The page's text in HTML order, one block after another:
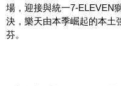
場，迎接與統一7-ELEVEN
決，樂天由本季崛起的本土
芬。